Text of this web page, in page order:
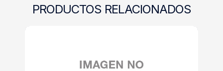
PRODUCTOS RELACIONADOS